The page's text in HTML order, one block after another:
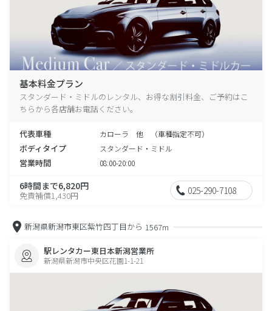
基本料金プラン
スタンダード・ミドルのレンタル、お得な割引料金、ご予約はこ
ちらから各店舗お電話ください。
代表車種 カローラ 他 （車種指定不可）
ボディタイプ スタンダード・ミドル
営業時間 08:00-20:00
6時間まで6,820円
免責補償1,430円 025-290-7108
新潟県新潟市東区紫竹四丁目から 1567m
駅レンタカー東日本新潟営業所
新潟県新潟市中央区花園1-1-21